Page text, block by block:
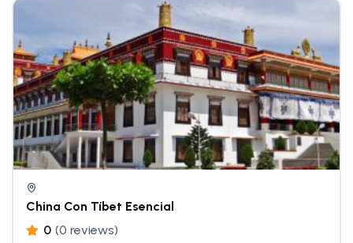
China Con Tíbet Esencial
0 (0 reviews)